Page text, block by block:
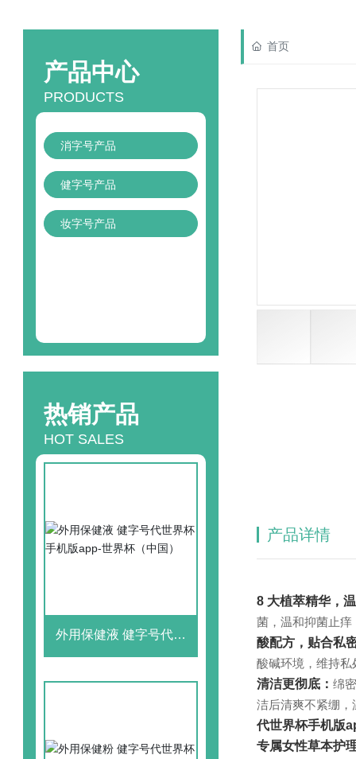
产品中心
PRODUCTS
消字号产品
健字号产品
妆字号产品
热销产品
HOT SALES
外用保健液 健字号代世
首页
产品详情
8 大植萃精华，
菌，温和抑菌止
酸配方，贴合私
酸碱环境，维持
清洁更彻底：绵
洁后清爽不紧绷
代世界杯手机版
专属女性草本护